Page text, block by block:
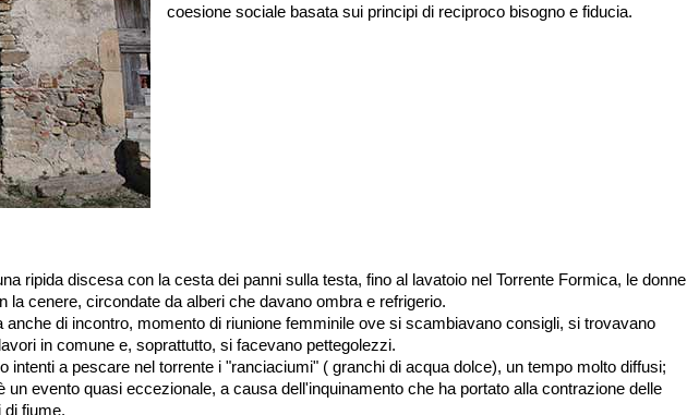
coesione sociale basata sui principi di reciproco bisogno e fiducia.
ripida discesa con la cesta dei panni sulla testa, fino al lavatoio nel Torrente Formica, le donne
la cenere, circondate da alberi che davano ombra e refrigerio.
anche di incontro, momento di riunione femminile ove si scambiavano consigli, si trovavano
in comune e, soprattutto, si facevano pettegolezzi.
intenti a pescare nel torrente i "ranciaciumi" ( granchi di acqua dolce), un tempo molto diffusi;
un evento quasi eccezionale, a causa dell'inquinamento che ha portato alla contrazione delle
di fiume.